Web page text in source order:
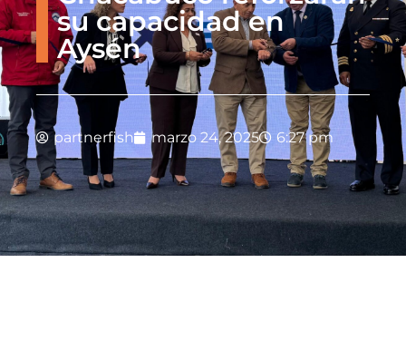
su capacidad en
Aysén
partnerfish marzo 24, 2025 6:27 pm